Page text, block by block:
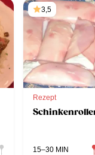
3,5
Rezept
15–30 MIN